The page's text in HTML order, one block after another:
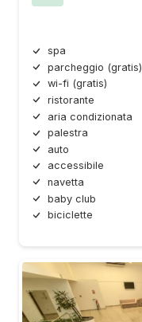
spa
parcheggio (gratis)
wi-fi (gratis)
ristorante
aria condizionata
palestra
auto
accessibile
navetta
baby club
biciclette